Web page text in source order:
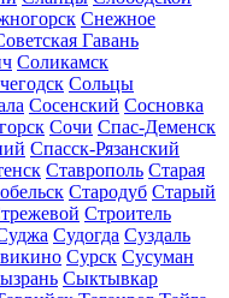
Снежное
Гавань
Соликамск
Сольцы
Сосенский Сосновка
Сочи Спас-Деменск
Спасск-Рязанский
Ставрополь Старая
Стародуб Старый
Строитель
Судогда Суздаль
Сурск Сусуман
Сыктывкар